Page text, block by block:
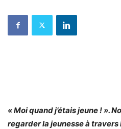
« Moi quand j’étais jeune ! ».
regarder la jeunesse à travers